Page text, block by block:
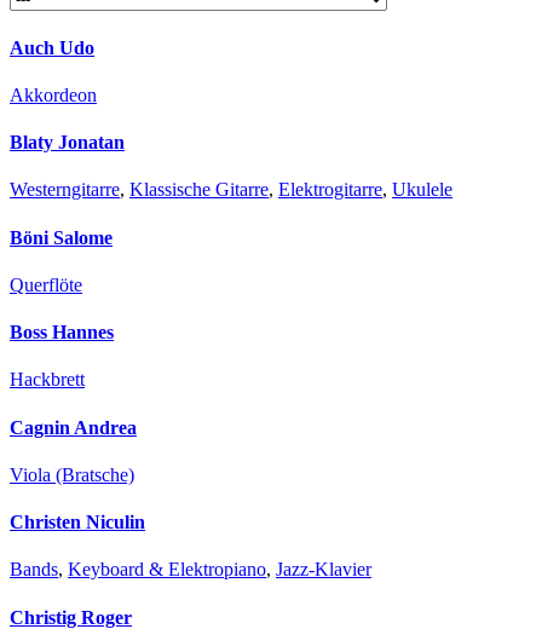
Auch Udo
Akkordeon
Blaty Jonatan
Westerngitarre, Klassische Gitarre, Elektrogitarre, Ukulele
Böni Salome
Querflöte
Boss Hannes
Hackbrett
Cagnin Andrea
Viola (Bratsche)
Christen Niculin
Bands, Keyboard & Elektropiano, Jazz-Klavier
Christig Roger